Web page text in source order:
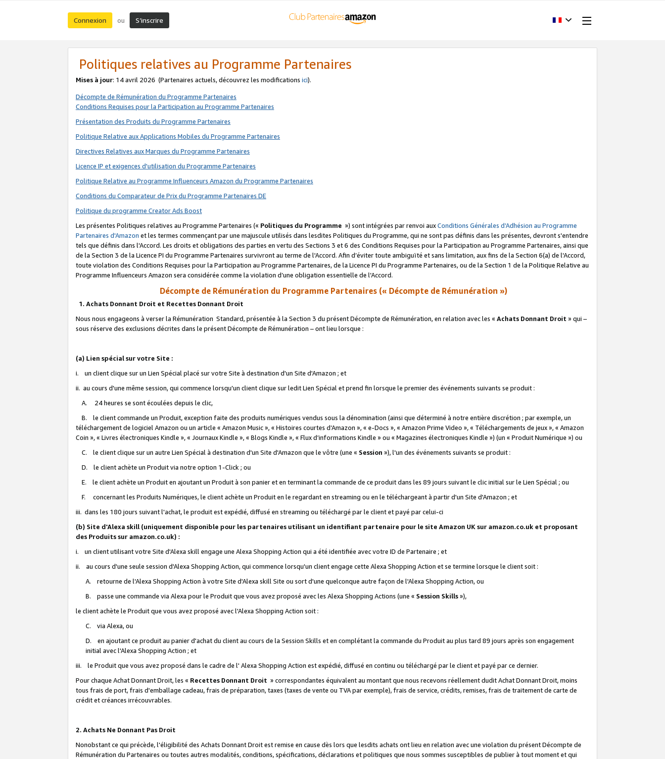
Connexion ou S’inscrire
Politiques relatives au Programme Partenaires
Mises à jour: 14 avril 2026 (Partenaires actuels, découvrez les modifications ici).
Décompte de Rémunération du Programme Partenaires
Conditions Requises pour la Participation au Programme Partenaires
Présentation des Produits du Programme Partenaires
Politique Relative aux Applications Mobiles du Programme Partenaires
Directives Relatives aux Marques du Programme Partenaires
Licence IP et exigences d'utilisation du Programme Partenaires
Politique Relative au Programme Influenceurs Amazon du Programme Partenaires
Conditions du Comparateur de Prix du Programme Partenaires DE
Politique du programme Creator Ads Boost
Les présentes Politiques relatives au Programme Partenaires (« Politiques du Programme ») sont intégrées par renvoi auxConditions Générales d’Adhésion au Programme
Partenaires d'Amazon et les termes commençant par une majuscule utilisés dans lesdites Politiques du Programme, qui ne sont pas définis dans les présentes, devront s'entendre
tels que définis dans l'Accord. Les droits et obligations des parties en vertu des Sections 3 et 6 des Conditions Requises pour la Participation au Programme Partenaires, ainsi que
de la Section 3 de la Licence PI du Programme Partenaires survivront au terme de l'Accord. Afin d’éviter toute ambiguïté et sans limitation, aux fins de la Section 6(a) de l'Accord,
toute violation des Conditions Requises pour la Participation au Programme Partenaires, de la Licence PI du Programme Partenaires, ou de la Section 1 de la Politique Relative au
Programme Influenceurs Amazon sera considérée comme la violation d’une obligation essentielle de l'Accord.
Décompte de Rémunération du Programme Partenaires (« Décompte de Rémunération »)
1. Achats Donnant Droit et Recettes Donnant Droit
Nous nous engageons à verser la Rémunération Standard, présentée à la Section 3 du présent Décompte de Rémunération, en relation avec les « Achats Donnant Droit » qui –
sous réserve des exclusions décrites dans le présent Décompte de Rémunération – ont lieu lorsque :
(a) Lien spécial sur votre Site :
i. un client clique sur un Lien Spécial placé sur votre Site à destination d'un Site d'Amazon ; et
ii. au cours d'une même session, qui commence lorsqu'un client clique sur ledit Lien Spécial et prend fin lorsque le premier des événements suivants se produit :
A. 24 heures se sont écoulées depuis le clic,
B. le client commande un Produit, exception faite des produits numériques vendus sous la dénomination (ainsi que déterminé à notre entière discrétion ; par exemple, un
téléchargement de logiciel Amazon ou un article « Amazon Music », « Histoires courtes d’Amazon », « e-Docs », « Amazon Prime Video », « Téléchargements de jeux », « Amazon
Coin », « Livres électroniques Kindle », « Journaux Kindle », « Blogs Kindle », « Flux d’informations Kindle » ou « Magazines électroniques Kindle ») (un « Produit Numérique ») ou
C. le client clique sur un autre Lien Spécial à destination d'un Site d'Amazon que le vôtre (une « Session »), l'un des événements suivants se produit :
D. le client achète un Produit via notre option 1-Click ; ou
E. le client achète un Produit en ajoutant un Produit à son panier et en terminant la commande de ce produit dans les 89 jours suivant le clic initial sur le Lien Spécial ; ou
F. concernant les Produits Numériques, le client achète un Produit en le regardant en streaming ou en le téléchargeant à partir d'un Site d'Amazon ; et
iii. dans les 180 jours suivant l'achat, le produit est expédié, diffusé en streaming ou téléchargé par le client et payé par celui-ci
(b) Site d'Alexa skill (uniquement disponible pour les partenaires utilisant un identifiant partenaire pour le site Amazon UK sur amazon.co.uk et proposant
des Produits sur amazon.co.uk) :
i. un client utilisant votre Site d'Alexa skill engage une Alexa Shopping Action qui a été identifiée avec votre ID de Partenaire ; et
ii. au cours d'une seule session d'Alexa Shopping Action, qui commence lorsqu'un client engage cette Alexa Shopping Action et se termine lorsque le client soit :
A. retourne de l'Alexa Shopping Action à votre Site d'Alexa skill Site ou sort d'une quelconque autre façon de l'Alexa Shopping Action, ou
B. passe une commande via Alexa pour le Produit que vous avez proposé avec les Alexa Shopping Actions (une « Session Skills»),
le client achète le Produit que vous avez proposé avec l'Alexa Shopping Action soit :
C. via Alexa, ou
D. en ajoutant ce produit au panier d'achat du client au cours de la Session Skills et en complétant la commande du Produit au plus tard 89 jours après son engagement
initial avec l'Alexa Shopping Action ; et
iii. le Produit que vous avez proposé dans le cadre de l' Alexa Shopping Action est expédié, diffusé en continu ou téléchargé par le client et payé par ce dernier.
Pour chaque Achat Donnant Droit, les « Recettes Donnant Droit » correspondantes équivalent au montant que nous recevons réellement dudit Achat Donnant Droit, moins
tous frais de port, frais d'emballage cadeau, frais de préparation, taxes (taxes de vente ou TVA par exemple), frais de service, crédits, remises, frais de traitement de carte de
crédit et créances irrécouvrables.
2. Achats Ne Donnant Pas Droit
Nonobstant ce qui précède, l'éligibilité des Achats Donnant Droit est remise en cause dès lors que lesdits achats ont lieu en relation avec une violation du présent Décompte de
Rémunération du Partenaires ou toutes autres modalités, conditions, spécifications, déclarations et politiques que nous sommes susceptibles de publier à tout moment et qui